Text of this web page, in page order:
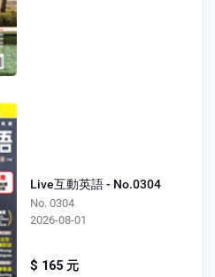
Live互動英語 - No.0304
No. 0304
2026-08-01
$ 165 元